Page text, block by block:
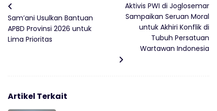
Sam’ani Usulkan Bantuan
APBD Provinsi 2026 untuk
Lima Prioritas
Aktivis PWI di Joglosemar
Sampaikan Seruan Moral
untuk Akhiri Konflik di
Tubuh Persatuan
Wartawan Indonesia
Artikel Terkait